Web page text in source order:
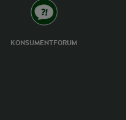
KONSUMENTFORUM